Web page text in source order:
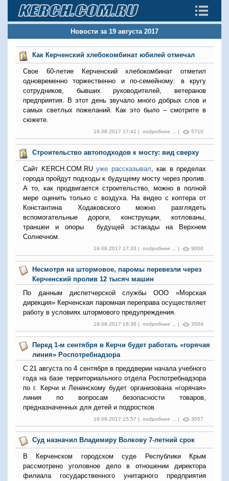
Новости за 19 августа 2017
Как Керченский хлебокомбинат юбилей отмечал
Свое 60-летие Керченский хлебокомбинат отметил
одновременно торжественно и по-семейному: в кругу
сотрудников, бывших руководителей, ветеранов
предприятия. В этот день звучало много добрых слов и
самых светлых пожеланий. Как это было – смотрите в
сюжете.
19.08.2017 17:41 | подробнее ... | 5710
Строительство автоподходов к мосту: вид сверху
Сайт KERCH.COM . RU уже рассказывал, как в пределах
города пройдут подходы к будущему мосту через пролив.
А то, как продвигается строительство, можно в полной
мере оценить только с воздуха. На видео с коптера от
Константина Ходаковского можно разглядеть
вспомогательные дороги, конструкции, котлованы,
траншеи и опоры будущей эстакады на Верхнем
Солнечном.
19.08.2017 17:33 | подробнее ... | 9000
Несмотря на штормовое, паромы перевезли через
Керченский пролив 12 тысяч машин
По данным диспетчерской службы ООО «Морская
дирекция» Керченская паромная переправа осуществляет
работу в условиях штормового предупреждения.
19.08.2017 16:36 | подробнее ... | 3504
Перед 1-м сентября в Керчи будет работать «горячая
линия» Роспотребнадзора
С 21 августа по 4 сентября в преддверии начала учебного
года на базе территориального отдела Роспотребнадзора
по г. Керчи и Ленинскому будет организована «горячая»
линия по вопросам безопасности товаров,
предназначенных для детей и подростков
19.08.2017 15:57 | подробнее ... | 3057
Суд назначил Владимиру Волкову 7-летний срок
В Керченском городском суде Республики Крым
рассмотрено уголовное дело в отношении директора
филиала государственного унитарного предприятия